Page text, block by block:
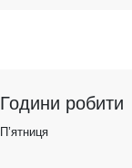
Години робити
П’ятниця